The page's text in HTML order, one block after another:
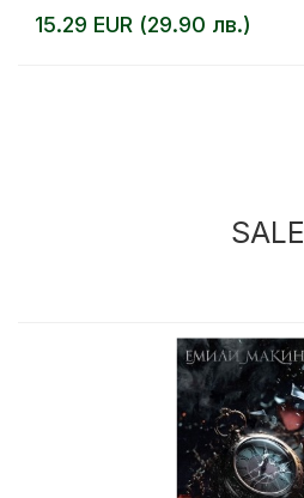
15.29 EUR (29.90 лв.)
SALE